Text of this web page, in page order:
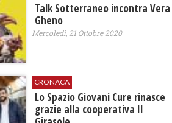
Talk Sotterraneo incontra Vera
Gheno
Mercoledì, 21 Ottobre 2020
CRONACA
Lo Spazio Giovani Cure rinasce
grazie alla cooperativa Il